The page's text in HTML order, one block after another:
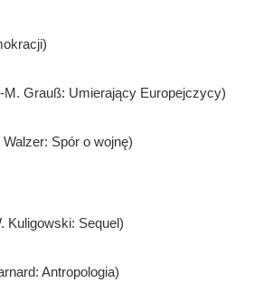
Grauß: Umierający Europejczycy)
Spór o wojnę)
Kuligowski: Sequel)
Antropologia)